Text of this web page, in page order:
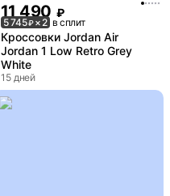
11 490 ₽
5 745₽× 2 в сплит
Кроссовки Jordan Air
Jordan 1 Low Retro Grey
White
15 дней